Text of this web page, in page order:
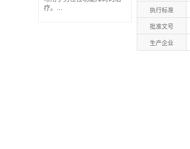
疗。...
执行标准
批准文号
生产企业